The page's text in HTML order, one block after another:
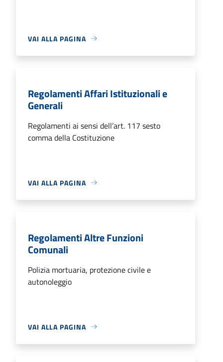
VAI ALLA PAGINA
Regolamenti Affari Istituzionali e
Generali
Regolamenti ai sensi dell’art. 117 sesto
comma della Costituzione
VAI ALLA PAGINA
Regolamenti Altre Funzioni
Comunali
Polizia mortuaria, protezione civile e
autonoleggio
VAI ALLA PAGINA